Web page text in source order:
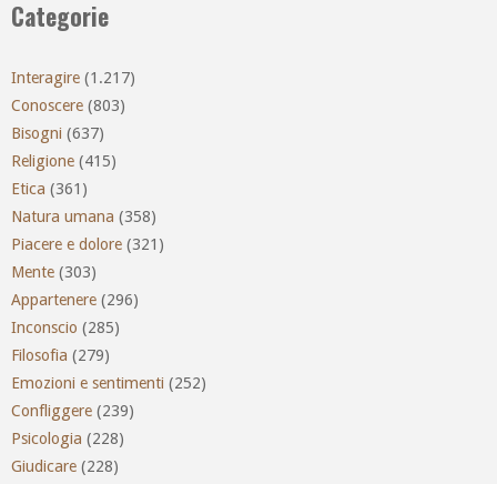
Categorie
Interagire (1.217)
Conoscere (803)
Bisogni (637)
Religione (415)
Etica (361)
Natura umana (358)
Piacere e dolore (321)
Mente (303)
Appartenere (296)
Inconscio (285)
Filosofia (279)
Emozioni e sentimenti (252)
Confliggere (239)
Psicologia (228)
Giudicare (228)